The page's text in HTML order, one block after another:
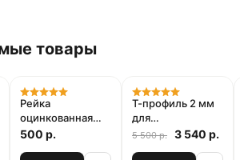
товары
Рейка
оцинкованная
стальная
500 р.
Акция
Т-профиль 2 мм
для
изготовления
5 500 р. 3 540 р.